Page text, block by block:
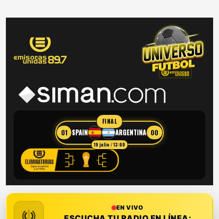
FINAL
01 SPAIN ARGENTINA 00
19 julio / 13:00
EN VIVO